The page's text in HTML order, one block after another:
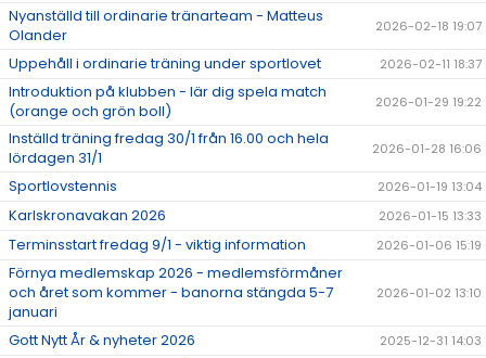
Nyanställd till ordinarie tränarteam - Matteus
Olander
2026-02-18 19:07
Uppehåll i ordinarie träning under sportlovet 2026-02-11 18:37
Introduktion på klubben - lär dig spela match
(orange och grön boll)
2026-01-29 19:22
Inställd träning fredag 30/1 från 16.00 och hela
lördagen 31/1
2026-01-28 16:06
Sportlovstennis 2026-01-19 13:04
Karlskronavakan 2026 2026-01-15 13:33
Terminsstart fredag 9/1 - viktig information 2026-01-06 15:19
Förnya medlemskap 2026 - medlemsförmåner
och året som kommer - banorna stängda 5-7
januari
2026-01-02 13:10
Gott Nytt År & nyheter 2026 2025-12-31 14:03